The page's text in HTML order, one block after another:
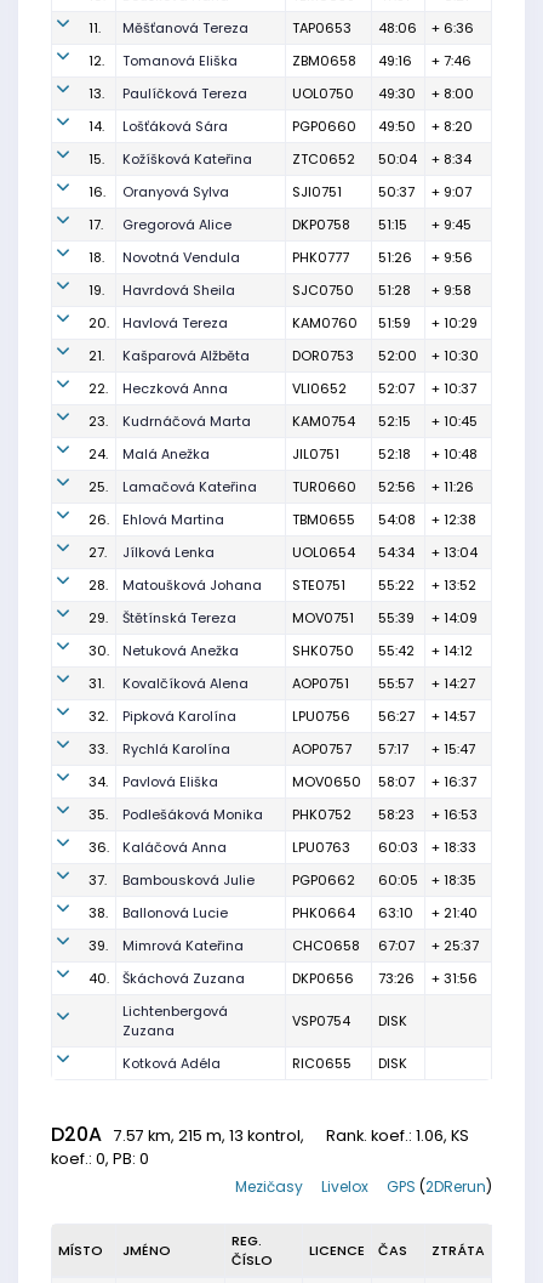
11.
Měšťanová Tereza TAP0653 48:06
+ 6:36
12.
Tomanová Eliška ZBM0658 49:16
+ 7:46
13.
Paulíčková Tereza UOL0750 49:30
+ 8:00
14.
Lošťáková Sára PGP0660 49:50
+ 8:20
15.
Kožíšková Kateřina ZTC0652 50:04
+ 8:34
16.
Oranyová Sylva SJI0751 50:37
+ 9:07
17.
Gregorová Alice DKP0758 51:15
+ 9:45
18.
Novotná Vendula PHK0777 51:26
+ 9:56
19.
Havrdová Sheila SJC0750 51:28
+ 9:58
20.
Havlová Tereza KAM0760 51:59
+ 10:29
21.
Kašparová Alžběta DOR0753 52:00
+ 10:30
22.
Heczková Anna VLI0652 52:07
+ 10:37
23.
Kudrnáčová Marta KAM0754 52:15
+ 10:45
24.
Malá Anežka JIL0751 52:18
+ 10:48
25.
Lamačová Kateřina TUR0660 52:56
+ 11:26
26.
Ehlová Martina TBM0655 54:08
+ 12:38
27.
Jílková Lenka UOL0654 54:34
+ 13:04
28.
Matoušková Johana STE0751 55:22
+ 13:52
29.
Štětínská Tereza MOV0751 55:39
+ 14:09
30.
Netuková Anežka SHK0750 55:42
+ 14:12
31.
Kovalčíková Alena AOP0751 55:57
+ 14:27
32.
Pipková Karolína LPU0756 56:27
+ 14:57
33.
Rychlá Karolína AOP0757 57:17
+ 15:47
34.
Pavlová Eliška MOV0650 58:07
+ 16:37
35.
Podlešáková Monika PHK0752 58:23
+ 16:53
36.
Kaláčová Anna LPU0763 60:03
+ 18:33
37.
Bambousková Julie PGP0662 60:05
+ 18:35
38.
Ballonová Lucie PHK0664 63:10
+ 21:40
39.
Mimrová Kateřina CHC0658 67:07
+ 25:37
40.
Škáchová Zuzana DKP0656 73:26
+ 31:56
Lichtenbergová
Zuzana
VSP0754 DISK
Kotková Adéla RIC0655 DISK
D20A 7.57 km, 215 m, 13 kontrol, Rank. koef.: 1.06, KS
koef.: 0, PB: 0
GPS (2DRerun)
Livelox
Mezičasy
MÍSTO JMÉNO
REG.
ČÍSLO
LICENCE ČAS ZTRÁTA